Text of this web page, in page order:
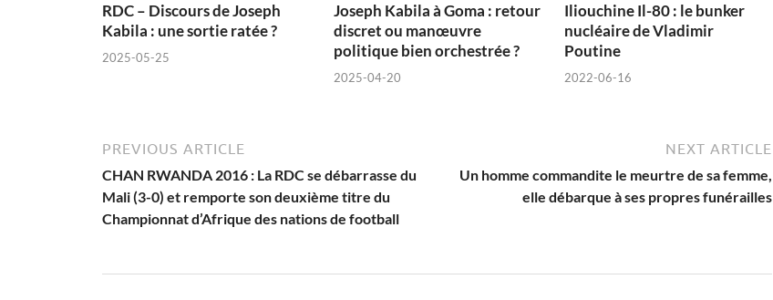
RDC – Discours de Joseph
Kabila : une sortie ratée ?
2025-05-25
Joseph Kabila à Goma : retour
discret ou manœuvre
politique bien orchestrée ?
2025-04-20
Iliouchine Il-80 : le bunker
nucléaire de Vladimir
Poutine
2022-06-16
PREVIOUS ARTICLE
CHAN RWANDA 2016 : La RDC se débarrasse du
Mali (3-0) et remporte son deuxième titre du
Championnat d’Afrique des nations de football
NEXT ARTICLE
Un homme commandite le meurtre de sa femme,
elle débarque à ses propres funérailles